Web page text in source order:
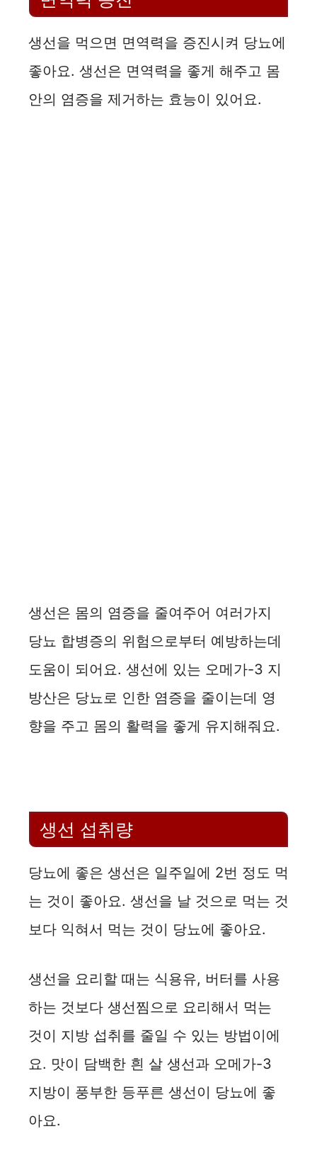
생선을 먹으면 면역력을 증진시켜 당뇨에
좋아요. 생선은 면역력을 좋게 해주고 몸
안의 염증을 제거하는 효능이 있어요.
생선은 몸의 염증을 줄여주어 여러가지
당뇨 합병증의 위험으로부터 예방하는데
도움이 되어요. 생선에 있는 오메가-3 지
방산은 당뇨로 인한 염증을 줄이는데 영
향을 주고 몸의 활력을 좋게 유지해줘요.
생선 섭취량
당뇨에 좋은 생선은 일주일에 2번 정도 먹
는 것이 좋아요. 생선을 날 것으로 먹는 것
보다 익혀서 먹는 것이 당뇨에 좋아요.
생선을 요리할 때는 식용유, 버터를 사용
하는 것보다 생선찜으로 요리해서 먹는
것이 지방 섭취를 줄일 수 있는 방법이에
요. 맛이 담백한 흰 살 생선과 오메가-3
지방이 풍부한 등푸른 생선이 당뇨에 좋
아요.